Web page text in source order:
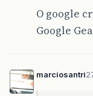
O google
Google
marciosantri